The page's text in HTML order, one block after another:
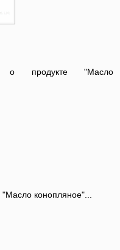
о продукте "Масло
конопляное"...